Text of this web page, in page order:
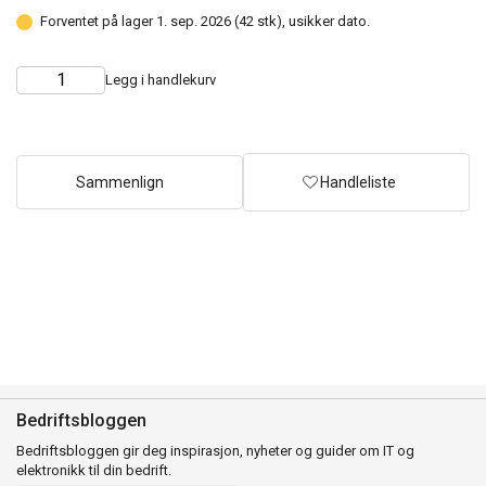
Forventet på lager 1. sep. 2026 (42 stk), usikker dato.
Choose
Quantity Legg i handlekurv
Sammenlign Handleliste
Bedriftsbloggen
Bedriftsbloggen gir deg inspirasjon, nyheter og guider om IT og
elektronikk til din bedrift.